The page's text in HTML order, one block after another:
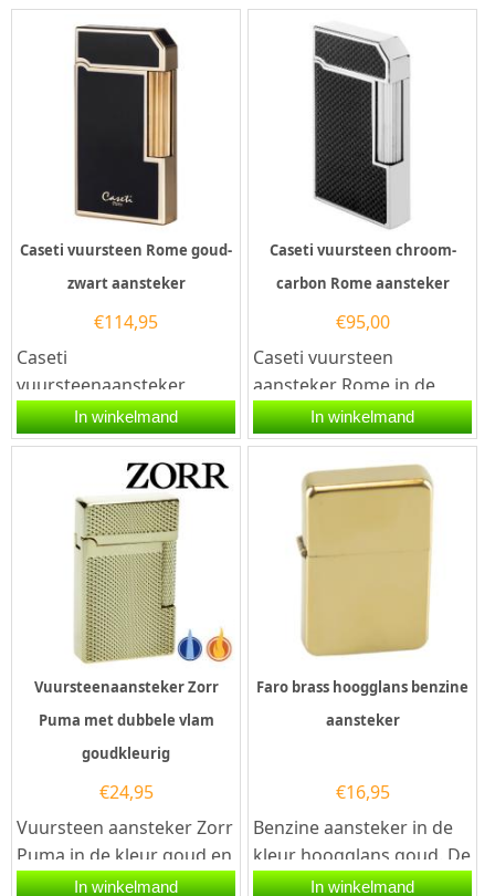
Caseti vuursteen Rome goud-
zwart aansteker
€114,95
Caseti
vuursteenaansteker
Rome in de kleur goud-
zwart. Deze aansteker
vuursteenontsteking...
In winkelmand
Caseti vuursteen chroom-
carbon Rome aansteker
€95,00
Caseti vuursteen
aansteker Rome in de
kleur chroom-carbon.
Deze aansteker heeft
In winkelmand
Vuursteenaansteker Zorr
Puma met dubbele vlam
goudkleurig
€24,95
Vuursteen aansteker Zorr
Puma in de kleur goud en
met prachtig reliëf aan de
In winkelmand
Faro brass hoogglans benzine
aansteker
€16,95
Benzine aansteker in de
kleur hoogglans goud. De
aansteker is van het merk
In winkelmand